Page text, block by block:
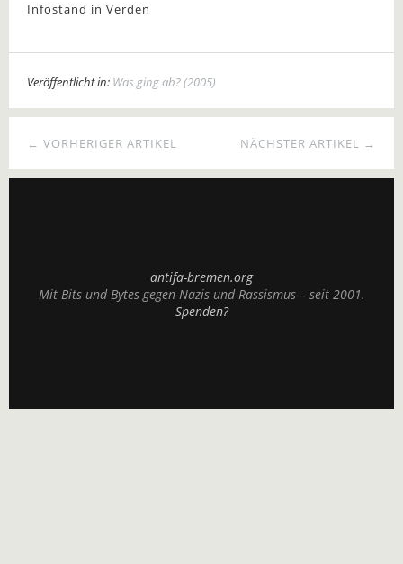
Infostand in Verden
Veröffentlicht in: Was ging ab? (2005)
NÄCHSTER ARTIKEL →
← VORHERIGER ARTIKEL
antifa-bremen.org
Mit Bits und Bytes gegen Nazis und Rassismus – seit 2001.
Spenden?